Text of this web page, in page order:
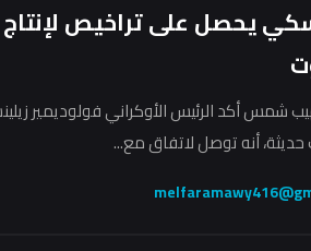
يحصل على تراخيص
شمس أكد الرئيس الأوكراني فولوديمير
أنه توصل لاتفاق مع...